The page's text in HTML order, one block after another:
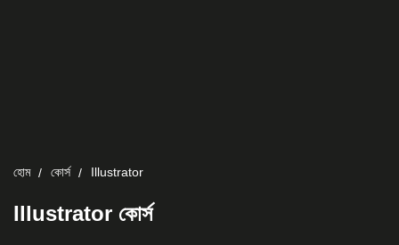
হোম কোর্স Illustrator
Illustrator কোর্স